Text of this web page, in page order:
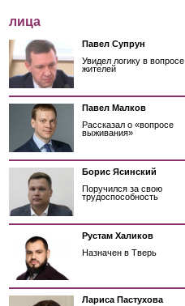
лица
Павел Супрун
Увидел логику в вопросе
жителей
Павел Малков
Рассказал о «вопросе
выживания»
Борис Ясинский
Поручился за свою
трудоспособность
Рустам Халиков
Назначен в Тверь
Лариса Пастухова